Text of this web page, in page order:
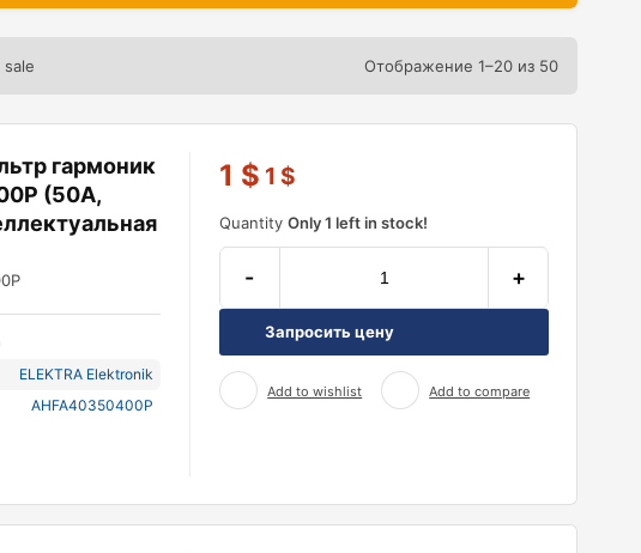
Отображение 1–20 из 50
гармоник
(50A,
ELEKTRA Elektronik
AHFA40350400P
1 $ 1 $
QuantityOnly 1 left in stock!
- +
Запросить цену
Add to wishlist Add to compare